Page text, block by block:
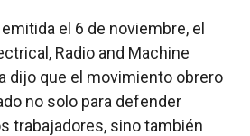
el 6 de noviembre, el
Radio and Machine
dijo que el movimiento obrero
no solo para defender
trabajadores, sino también